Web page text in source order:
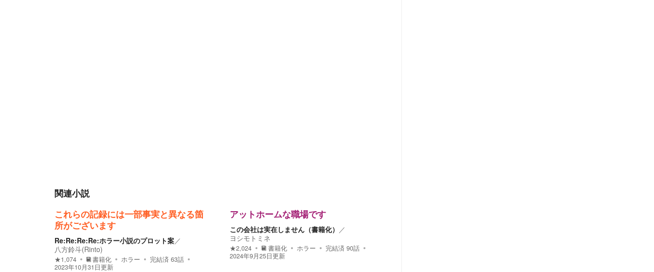
関連小説
これらの記録には一部事実と異なる箇
所がございます
Re:Re:Re:Re:ホラー小説のプロット案／
八方鈴斗(Rinto)
★1,074 書籍化 ホラー 完結済 63話
2023年10月31日更新
アットホームな職場です
この会社は実在しません（書籍化） ／
ヨシモトミネ
★2,024 書籍化 ホラー 完結済 90話
2024年9月25日更新